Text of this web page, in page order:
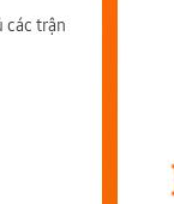
các trận